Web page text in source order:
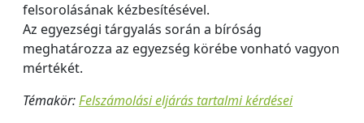
felsorolásának kézbesítésével.
Az egyezségi tárgyalás során a bíróság
meghatározza az egyezség körébe vonható vagyon
mértékét.
Témakör:Felszámolási eljárás tartalmi kérdései